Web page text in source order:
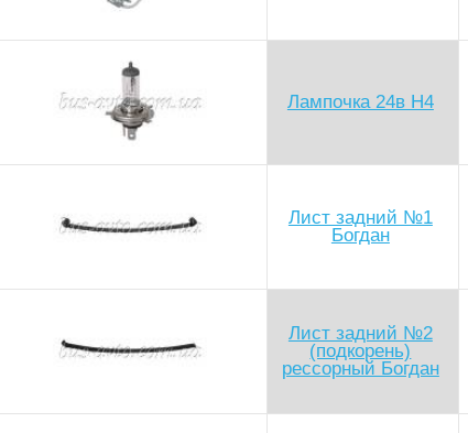
Лампочка 24в Н4
Лист задний №1
Богдан
Лист задний №2
(подкорень)
рессорный Богдан